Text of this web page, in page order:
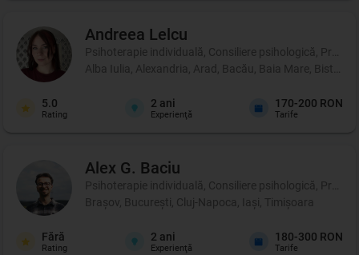
Andreea Lelcu
Psihoterapie individuală, Consiliere psihologică, Profil
Alba Iulia, Alexandria, Arad, Bacău, Baia Mare,
5.0
Rating
2 ani
Experienţă
170-200 RON
Tarife
Alex G. Baciu
Psihoterapie individuală, Consiliere psihologică, Profil
Brașov, București, Cluj-Napoca, Iași, Timișoara
Fără
Rating
2 ani
Experienţă
180-300 RON
Tarife